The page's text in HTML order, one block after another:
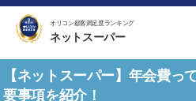
オリコン顧客満足度ランキング
ネットスーパー
【ネットスーパー】年会費
要事項を紹介！